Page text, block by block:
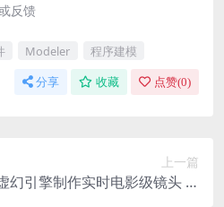
反馈
Modeler 程序建模
分享 收藏 点赞(0)
上一篇
幻引擎制作实时电影级镜头 M